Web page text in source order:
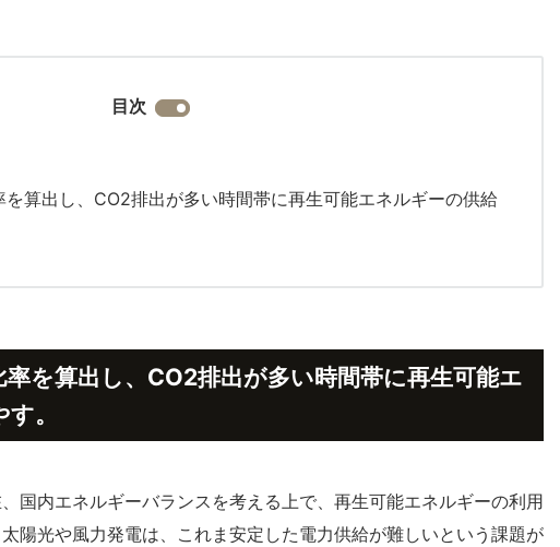
目次
算出し、CO2排出が多い時間帯に再生可能エネルギーの供給
を算出し、CO2排出が多い時間帯に再生可能エ
。
国内エネルギーバランスを考える上で、再生可能エネルギーの利用
陽光や風力発電は、これま安定した電力供給が難しいという課題が